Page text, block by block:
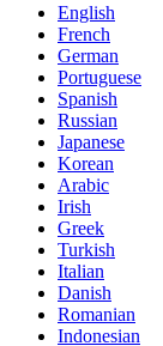
English
French
German
Portuguese
Spanish
Russian
Japanese
Korean
Arabic
Irish
Greek
Turkish
Italian
Danish
Romanian
Indonesian